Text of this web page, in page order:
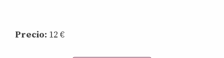
Precio: 12 €